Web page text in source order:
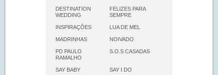
DESTINATION
WEDDING
FELIZES PARA
SEMPRE
INSPIRAÇÕES LUA DE MEL
MADRINHAS NOIVADO
PD PAULO
RAMALHO
S.O.S CASADAS
SAY BABY SAY I DO